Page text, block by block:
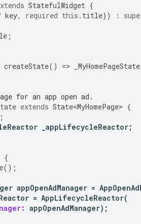
StatefulWidget {
key, required this . title}) :
;
createState() => _MyHomePageState
for an app open ad.
extends State<MyHomePage> {
;
_appLifecycleReactor;
{
();
appOpenAdManager =
= AppLifecycleReactor(
appOpenAdManager);